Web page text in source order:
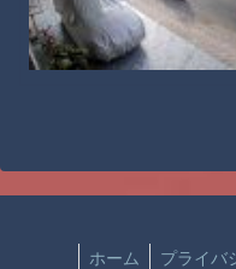
ホーム プライバ